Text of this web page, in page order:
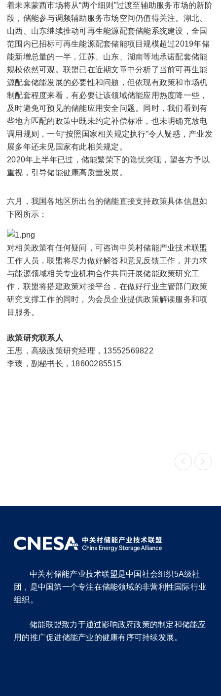
着未来蒙西市场将从“两个细则”过渡至辅助服务市场的新阶
段，储能参与调频辅助服务市场空间仍值得关注。湖北、
山西、山东继续推动可再生能源配套储能系统建设，全国
范围内已招标可再生能源配套储能项目规模超过2019年储
能新增总量的一半，江苏、山东、湖南等地承诺配套储能
规模依然可观。联盟已在近期文章中分析了当前可再生能
源配套储能发展的必要性和问题，但依现有政策和市场机
制配套程度来看，有必要让该领域储能应用热度降一些，
及时避免可预见的储能应用安全问题。同时，我们看到有
些地方匹配的政策中既未约定补偿标准，也未明确充放电
调用规则，一句“按照国家相关规定执行”令人疑惑，产业发
展多年还未见国家有此相关规定。
2020年上半年已过，储能繁荣下的隐忧突现，望各方予以
重视，引导储能健康高质量发展。
六月，我国各地区所出台的储能直接支持政策具体信息如
下图所示：
对相关政策有任何疑问，可咨询中关村储能产业技术联盟
工作人员，联盟将尽力做好解答和意见反馈工作，并力求
与能源领域相关专业机构合作共同开展储能政策研究工
作，联盟将搭建政策对接平台，在做好行业主管部门政策
研究支撑工作的同时，为会员企业提供政策解读服务和项
目服务。
政策研究联系人
王思 ，高级政策研究经理 ，13552569822
李臻 ，副秘书长 ，18600285515
 
中关村储能产业技术联盟是中国社会组织5A级社
团，是中国第一个专注在储能领域的非营利性国际行业
组织。
储能联盟致力于通过影响政府政策的制定和储能应
用的推广促进储能产业的健康有序可持续发展。